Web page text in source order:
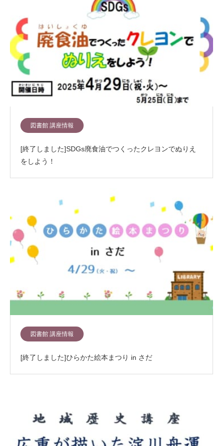
図書館 講座情報
[終了しました]SDGs廃食油でつくったクレヨンでぬりえ
をしよう！
図書館 講座情報
[終了しました]ひらかた絵本まつり in さだ